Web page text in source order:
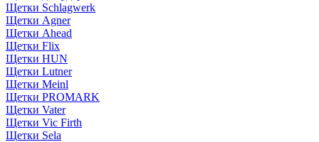
Щетки Schlagwerk
Щетки Agner
Щетки Ahead
Щетки Flix
Щетки HUN
Щетки Lutner
Щетки Meinl
Щетки PROMARK
Щетки Vater
Щетки Vic Firth
Щетки Sela